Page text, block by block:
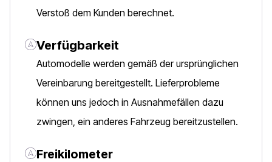
Verstoß dem Kunden berechnet.
Verfügbarkeit
Automodelle werden gemäß der ursprünglichen
Vereinbarung bereitgestellt. Lieferprobleme
können uns jedoch in Ausnahmefällen dazu
zwingen, ein anderes Fahrzeug bereitzustellen.
Freikilometer